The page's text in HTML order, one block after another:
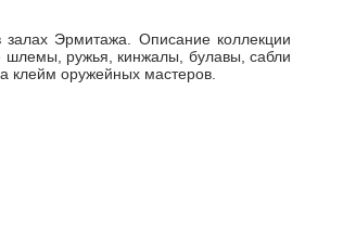
Эрмитажа. Описание коллекции
шлемы, ружья, кинжалы, булавы, сабли
клейм оружейных мастеров.